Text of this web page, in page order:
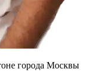
города Москвы